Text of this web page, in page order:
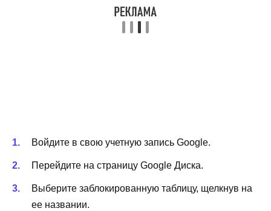
Войдите в свою учетную запись Google.
Перейдите на страницу Google Диска.
Выберите заблокированную таблицу, щелкнув на
ее названии.